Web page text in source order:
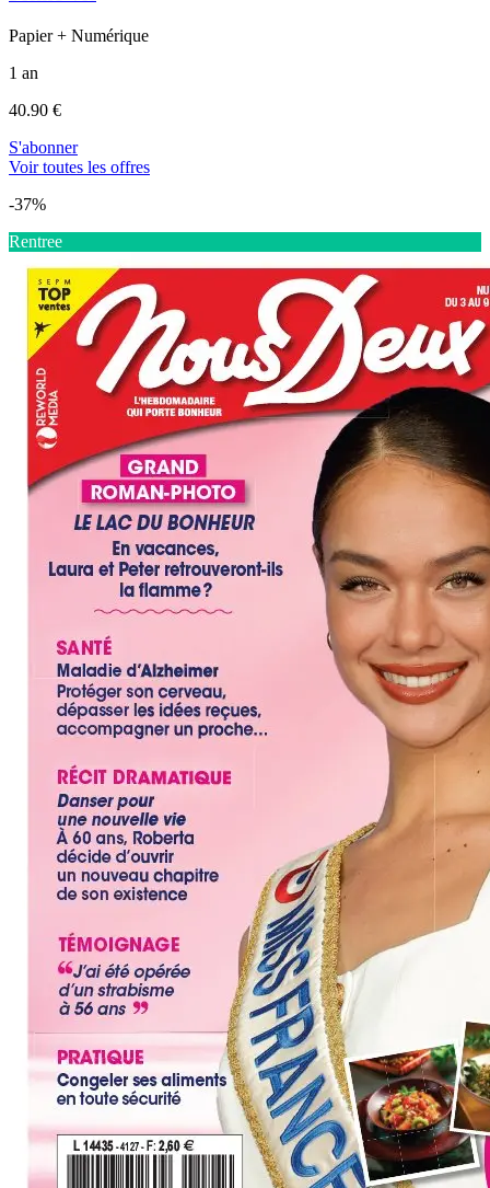
Papier + Numérique
1 an
40.90 €
S'abonner
Voir toutes les offres
-37%
Rentree